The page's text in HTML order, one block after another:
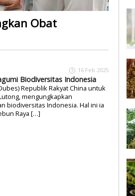
Obat
16 Feb 2025
Biodiversitas Indonesia
Republik Rakyat China untuk
mengungkapkan
biodiversitas Indonesia. Hal ini ia
Raya […]